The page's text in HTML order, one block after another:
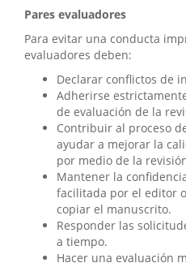
Pares evaluadores
Para evitar una conducta
evaluadores deben:
Declarar conflictos de
Adherirse
de evaluación de la
Contribuir al proceso
ayudar a mejorar la
por medio de la
Mantener la
facilitada por el editor
copiar el manuscrito.
Responder las
a tiempo.
Hacer una evaluación